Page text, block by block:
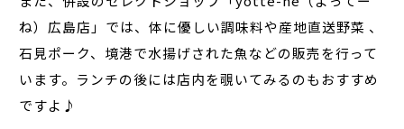
ね）広島店」では、体に優しい調味料や産地直送野菜 、
石見ポーク、境港で水揚げされた魚などの販売を行って
います。ランチの後には店内を覗いてみるのもおすすめ
ですよ♪